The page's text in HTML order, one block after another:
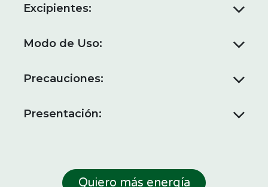
Excipientes:
Modo de Uso:
Precauciones:
Presentación:
Quiero más energía